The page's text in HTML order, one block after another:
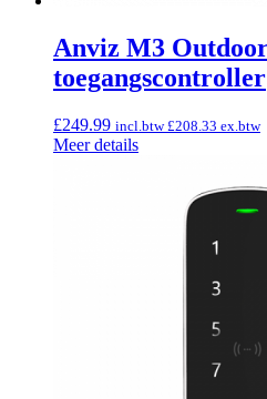
Anviz M3
toegangscontroller
£249.99 incl.btw£208.33 ex.btw
Meer details